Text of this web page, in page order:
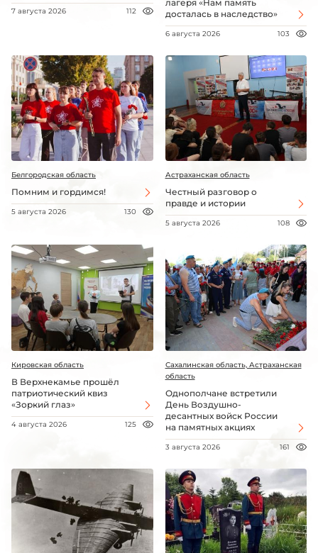
7 августа 2026 112
лагеря «Нам память
досталась в наследство»
6 августа 2026 103
Белгородская область
Помним и гордимся!
5 августа 2026 130
Астраханская область
Честный разговор о
правде и истории
5 августа 2026 108
Кировская область
В Верхнекамье прошёл
патриотический квиз
«Зоркий глаз»
4 августа 2026 125
Сахалинская область, Астраханская
область
Однополчане встретили
День Воздушно-
десантных войск России
на памятных акциях
3 августа 2026 161